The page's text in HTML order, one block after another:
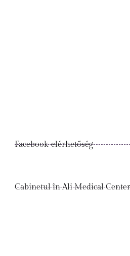
Facebook-elérhetőség
Cabinetul în Ali Medical Center